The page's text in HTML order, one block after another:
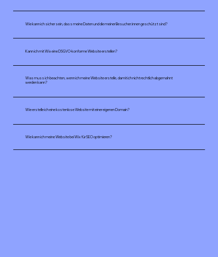
Wie kann ich sicher sein, dass meine Daten und die meiner Besucher:innen geschützt sind?
Kann ich mit Wix eine DSGVO-konforme Website erstellen?
Was muss ich beachten, wenn ich meine Website erstelle, damit ich nicht rechtlich abgemahnt
werden kann?
Wie erstelle ich eine kostenlose Website mit einer eigenen Domain?
Wie kann ich meine Website bei Wix für SEO optimieren?